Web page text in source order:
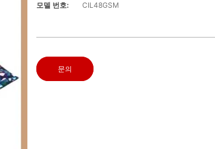
모델 번호:
CIL48GSM
문의